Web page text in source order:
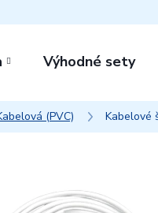
Výhodné sety
(PVC) Kabelové